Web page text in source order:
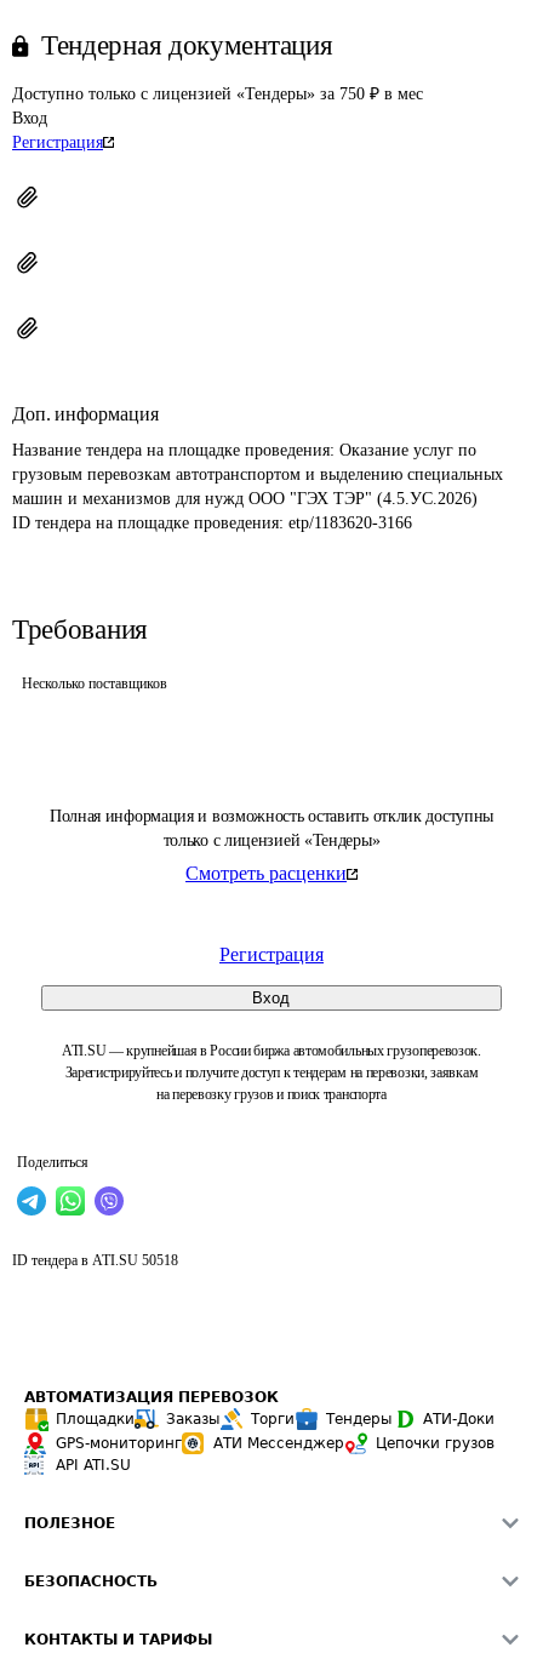
Полная информация и возможность оставить отклик доступны
только с лицензией «Тендеры»
Смотреть расценки
Регистрация
Вход
ATI.SU — крупнейшая в России биржа автомобильных грузоперевозок.
Зарегистрируйтесь и получите доступ к тендерам на перевозки, заявкам
на перевозку грузов и поиск транспорта
Поделиться
Тендерная документация
Доступно только с лицензией «Тендеры» за 750 ₽ в мес
Вход
Регистрация
Доп. информация
Название тендера на площадке проведения: Оказание услуг по
грузовым перевозкам автотранспортом и выделению специальных
машин и механизмов для нужд ООО "ГЭХ ТЭР" (4.5.УС.2026)
ID тендера на площадке проведения: etp/1183620-3166
Требования
Несколько поставщиков
ID тендера в ATI.SU 50518
АВТОМАТИЗАЦИЯ ПЕРЕВОЗОК
Площадки
Заказы Торги Тендеры
АТИ-Доки
GPS-мониторинг
АТИ Мессенджер
Цепочки грузов
API ATI.SU
ПОЛЕЗНОЕ
Звезды ATI.SU на вашем сайте
БЕЗОПАСНОСТЬ
КОНТАКТЫ И ТАРИФЫ